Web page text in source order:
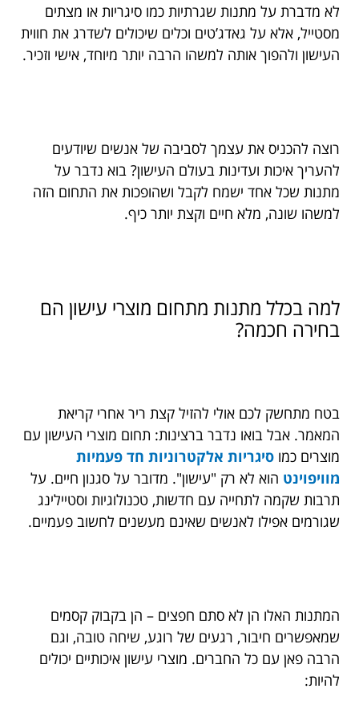
לא מדברת על מתנות שגרתיות כמו סיגריות או מצתים
מסטייל, אלא על גאדג’טים וכלים שיכולים לשדרג את חווית
העישון ולהפוך אותה למשהו הרבה יותר מיוחד, אישי וזכיר.
רוצה להכניס את עצמך לסביבה של אנשים שיודעים
להעריך איכות ועדינות בעולם העישון? בוא נדבר על
מתנות שכל אחד ישמח לקבל ושהופכות את התחום הזה
למשהו שונה, מלא חיים וקצת יותר כיף.
למה בכלל מתנות מתחום מוצרי עישון הם
בחירה חכמה?
בטח מתחשק לכם אולי להזיל קצת ריר אחרי קריאת
המאמר. אבל בואו נדבר ברצינות: תחום מוצרי העישון עם
מוצרים כמו סיגריות אלקטרוניות חד פעמיות
מוויפוינט הוא לא רק "עישון". מדובר על סגנון חיים. על
תרבות שקמה לתחייה עם חדשות, טכנולוגיות וסטיילינג
שגורמים אפילו לאנשים שאינם מעשנים לחשוב פעמיים.
המתנות האלו הן לא סתם חפצים – הן בקבוק קסמים
שמאפשרים חיבור, רגעים של רוגע, שיחה טובה, וגם
הרבה פאן עם כל החברים. מוצרי עישון איכותיים יכולים
להיות: